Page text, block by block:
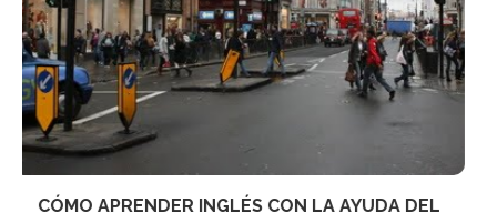
COMIENZA LA TEMPORADA 2009 DE HURACANES